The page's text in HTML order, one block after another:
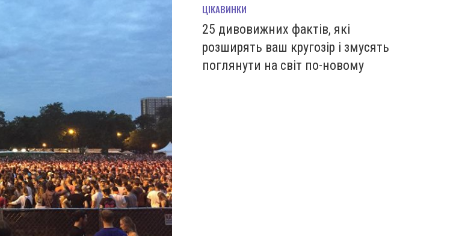
ЦІКАВИНКИ
25 дивовижних фактів, які
розширять ваш кругозір і змусять
поглянути на світ по-новому